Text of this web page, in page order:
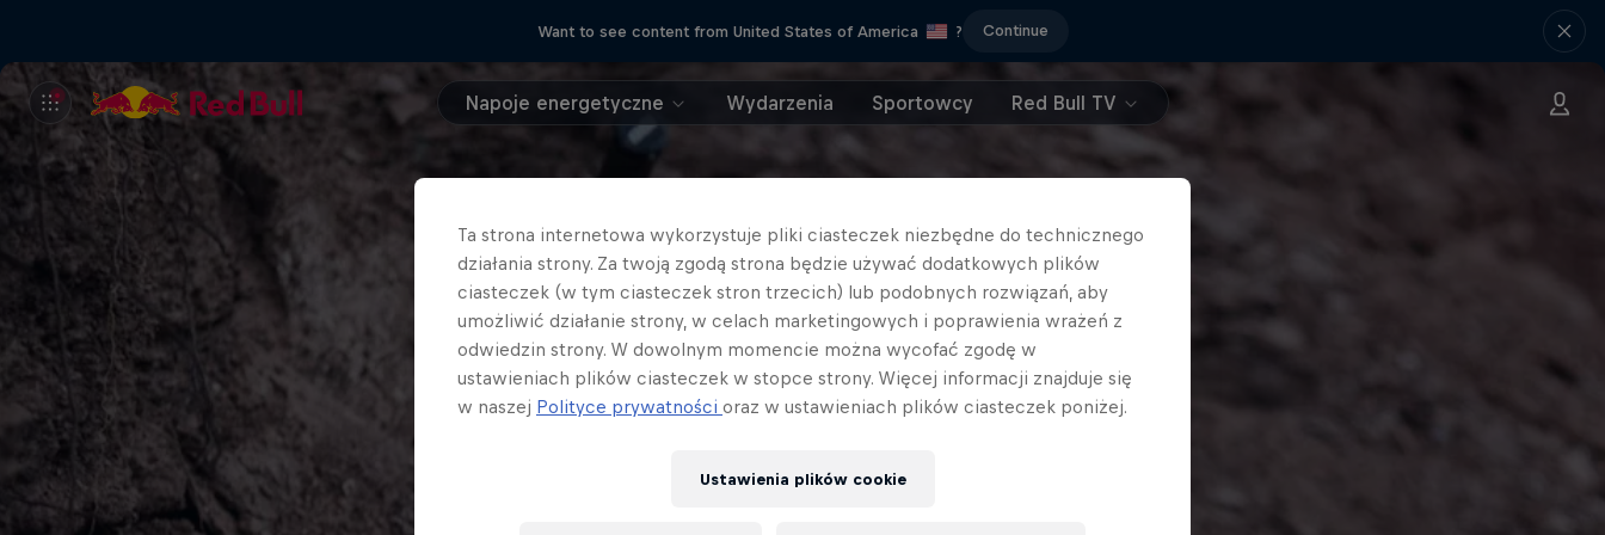
Want to see content from United States of America ? Continue
Napoje energetyczne Wydarzenia Sportowcy Red Bull TV
Ta strona internetowa wykorzystuje pliki ciasteczek niezbędne do technicznego
działania strony. Za twoją zgodą strona będzie używać dodatkowych plików
ciasteczek (w tym ciasteczek stron trzecich) lub podobnych rozwiązań, aby
umożliwić działanie strony, w celach marketingowych i poprawienia wrażeń z
odwiedzin strony. W dowolnym momencie można wycofać zgodę w
ustawieniach plików ciasteczek w stopce strony. Więcej informacji znajduje się
w naszej Polityce prywatności oraz w ustawieniach plików ciasteczek poniżej.
Ustawienia plików cookie